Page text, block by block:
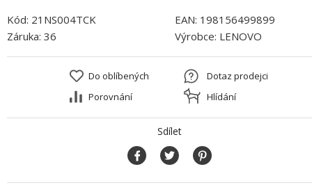
Kód: 21NS004TCK EAN: 198156499899
Záruka: 36 Výrobce: LENOVO
Do oblíbených
Porovnání
Dotaz prodejci
Hlídání
Sdílet